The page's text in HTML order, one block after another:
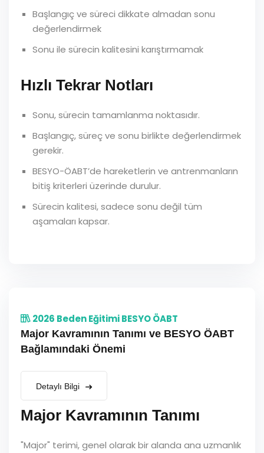
Başlangıç ve süreci dikkate almadan sonu
değerlendirmek
Sonu ile sürecin kalitesini karıştırmamak
Hızlı Tekrar Notları
Sonu, sürecin tamamlanma noktasıdır.
Başlangıç, süreç ve sonu birlikte değerlendirmek
gerekir.
BESYO-ÖABT’de hareketlerin ve antrenmanların
bitiş kriterleri üzerinde durulur.
Sürecin kalitesi, sadece sonu değil tüm
aşamaları kapsar.
2026 Beden Eğitimi BESYO ÖABT
Major Kavramının Tanımı ve BESYO ÖABT
Bağlamındaki Önemi
Detaylı Bilgi
Major Kavramının Tanımı
"Major" terimi, genel olarak bir alanda ana uzmanlık